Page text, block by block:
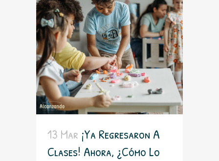
13 Mar ¡Ya Regresaron A
Clases! Ahora, ¿cómo Lo